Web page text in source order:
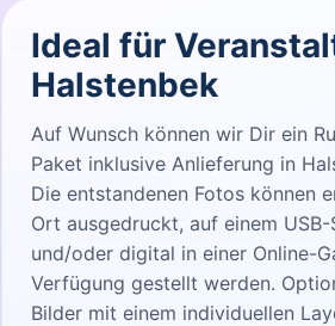
Ideal für
Halstenbek
Auf Wunsch können wir Dir ein
Paket inklusive Anlieferung in
Die entstandenen Fotos können
Ort ausgedruckt, auf einem
und/oder digital in einer Online-
Verfügung gestellt werden.
Bilder mit einem individuellen